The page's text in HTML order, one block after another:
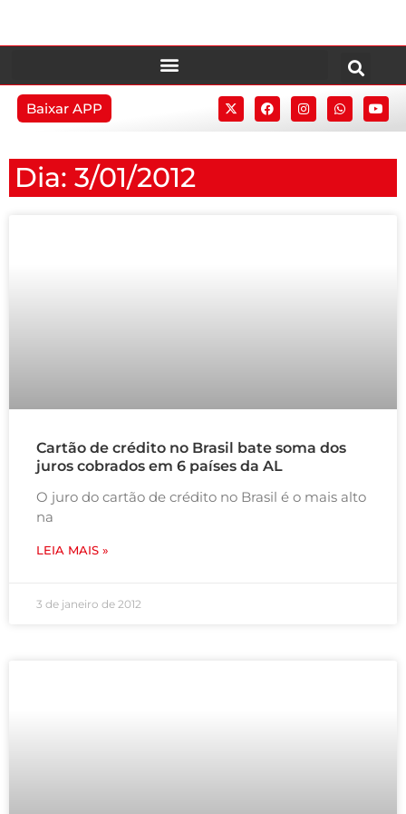
Baixar APP
Dia: 3/01/2012
Cartão de crédito no Brasil bate soma dos
juros cobrados em 6 países da AL
O juro do cartão de crédito no Brasil é o mais alto
na
LEIA MAIS »
3 de janeiro de 2012